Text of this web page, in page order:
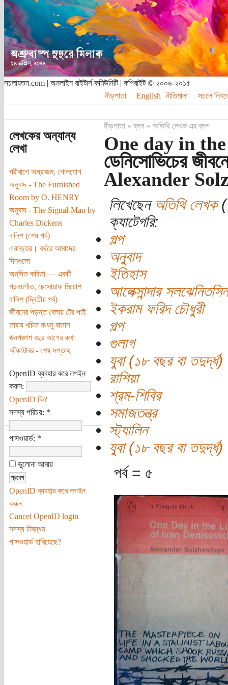
সচলায়তন.com | অনলাইন রাইটার্স কমিউনিটি | কপিরাইট © ২০০৬-২০১৫
নীড়পাতা
English নীতিমালা সচলে
লেখকের অন্যান্য
লেখা
পরীবাগে অঘ্রাজম, গোলযোগ
অনুবাদ - The Furnished
Room by O. HENRY
অনুবাদ - The Signal-Man by
Charles Dickens
বালিশ (শেষ পর্ব)
একাত্তর। বর্থরে আমাদের
দিনগুলো
অনূদিত কবিতা — একটি
প্রলয়গীত, চেসোয়াফ মিয়োশ
বালিশ (দ্বিতীয় পর্ব)
জীবনের পড়ন্ত বেলায় টের পাই
তারায় খচিত রংধনু বাতাস
ঊনপঞ্চাশ বছর আগের কথা
আঁকটোবর - শেষ সপ্তাহ
OpenID ব্যবহার করে লগইন
করুন:
OpenID কি?
সদস্য পরিচয়: *
পাসওয়ার্ড: *
ভুলোনা আমায়
OpenID ব্যবহার করে লগইন
করুন
Cancel OpenID login
সদস্য নিবন্ধন
পাসওয়ার্ড হারিয়েছে?
নীড়পাতা»ব্লগ» অতিথি লেখক এর ব্লগ
One day in
ডেনিসোভিচের
Alexander
লিখেছেন অতিথি লেখক
ক্যাটেগরি:
গল্প
অনুবাদ
ইতিহাস
আলেক্সান্দার সলঝেনিতসিন
ইকরাম ফরিদ চৌধুরী
গল্প
গুলাগ
যুবা (১৮ বছর বা তদুর্দ্ধ)
রাশিয়া
শ্রম-শিবির
সমাজতন্ত্র
স্ট্যালিন
যুবা (১৮ বছর বা তদুর্দ্ধ)
পর্ব = ৫